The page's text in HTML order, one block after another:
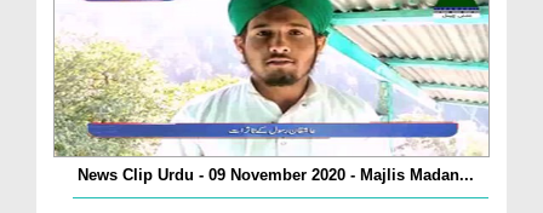
News Clip Urdu - 09 November 2020 - Majlis Madan...